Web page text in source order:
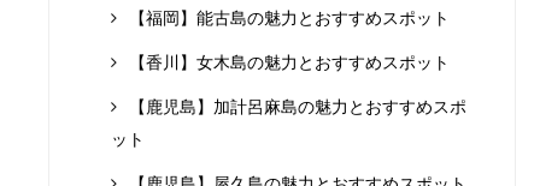
【福岡】能古島の魅力とおすすめスポット
【香川】女木島の魅力とおすすめスポット
【鹿児島】加計呂麻島の魅力とおすすめスポ
ット